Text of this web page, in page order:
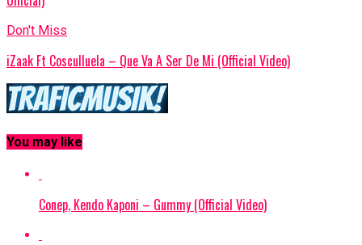
Don't Miss
iZaak Ft Cosculluela – Que Va A Ser De Mi (Official Video)
You may like
Conep, Kendo Kaponi – Gummy (Official Video)